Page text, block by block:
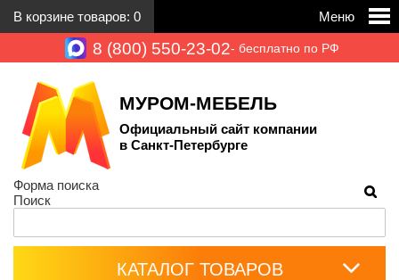
В корзине товаров: 0 Меню
8 (800) 550-23-02- бесплатно по РФ
МУРОМ-МЕБЕЛЬ
Официальный сайт компании
в Санкт-Петербурге
Форма поиска
Поиск
КАТАЛОГ ТОВАРОВ